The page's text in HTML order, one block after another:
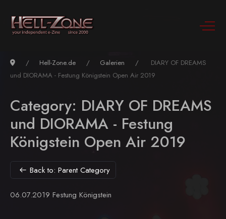
Hell-Zone.de Galerien
DIARY OF DREAMS
und DIORAMA - Festung Königstein Open Air 2019
Category: DIARY OF DREAMS
und DIORAMA - Festung
Königstein Open Air 2019
Back to: Parent Category
06.07.2019 Festung Königstein